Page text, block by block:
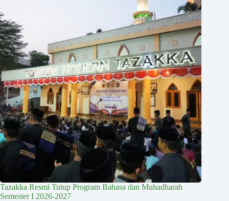
Tazakka Resmi Tutup Program Bahasa dan Muhadharah
Semester I 2026-2027